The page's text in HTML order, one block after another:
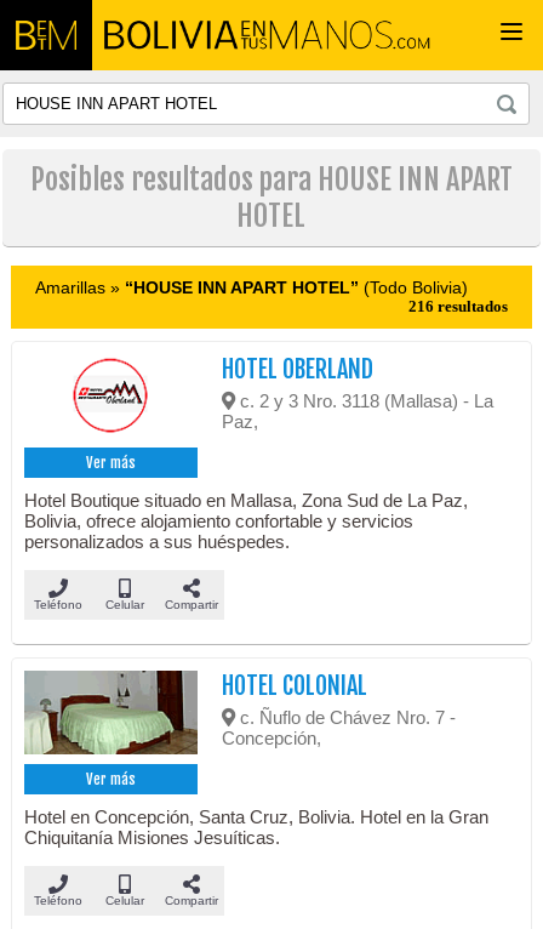
Posibles resultados para HOUSE INN APART
HOTEL
Amarillas » “HOUSE INN APART HOTEL” (Todo Bolivia)
216 resultados
Ver más
HOTEL OBERLAND
c. 2 y 3 Nro. 3118 (Mallasa) - La
Paz,
Hotel Boutique situado en Mallasa, Zona Sud de La Paz,
Bolivia, ofrece alojamiento confortable y servicios
personalizados a sus huéspedes.
Teléfono Celular Compartir
Ver más
HOTEL COLONIAL
c. Ñuflo de Chávez Nro. 7 -
Concepción,
Hotel en Concepción, Santa Cruz, Bolivia. Hotel en la Gran
Chiquitanía Misiones Jesuíticas.
Teléfono Celular Compartir